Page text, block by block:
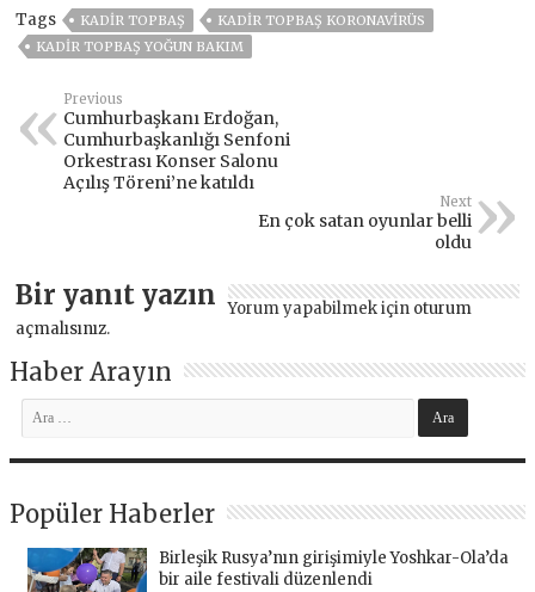
Tags KADIR TOPBAŞ
KADIR TOPBAŞ KORONAVIRÜS
KADIR TOPBAŞ YOĞUN BAKIM
Previous
Cumhurbaşkanı Erdoğan,
Cumhurbaşkanlığı Senfoni
Orkestrası Konser Salonu
Açılış Töreni’ne katıldı
Next
En çok satan oyunlar belli
oldu
Bir yanıt yazın Yorum yapabilmek için oturum
açmalısınız.
Haber Arayın
Popüler Haberler
Birleşik Rusya’nın girişimiyle Yoshkar-Ola’da
bir aile festivali düzenlendi